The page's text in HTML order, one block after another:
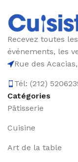
Recevez toutes
événements, les
Rue des
Tél: (212)
Catégories
Pâtisserie
Cuisine
Art de la table